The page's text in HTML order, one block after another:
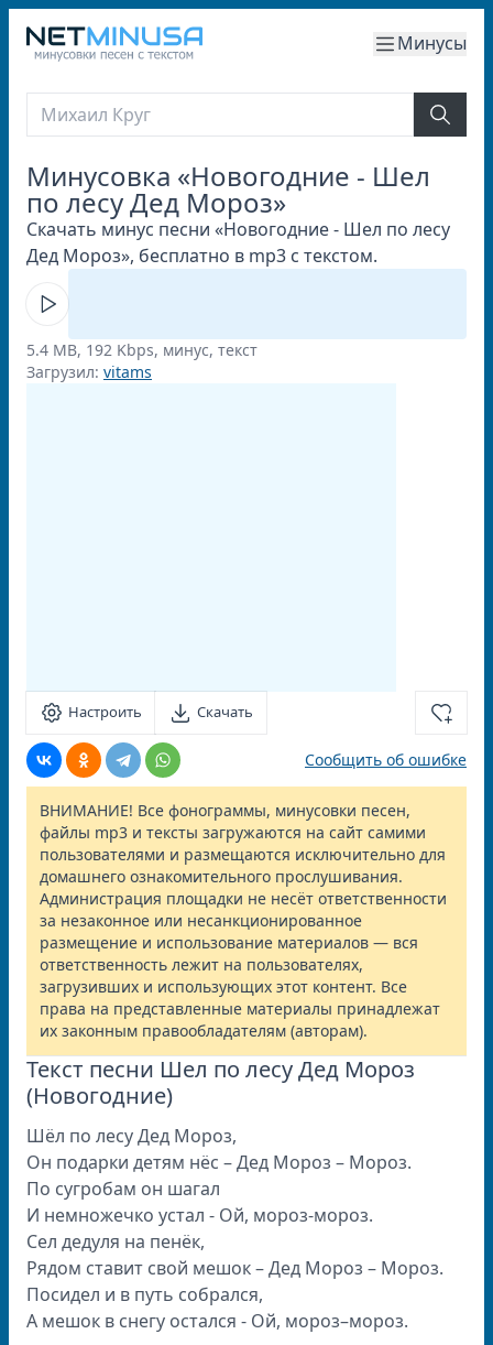
Минусы
Минусовка «Новогодние - Шел
по лесу Дед Мороз»
Скачать минус песни «Новогодние - Шел по лесу
Дед Мороз», бесплатно в mp3 с текстом.
5.4 MB, 192 Kbps, минус, текст
Загрузил: vitams
Настроить Скачать
Сообщить об ошибке
ВНИМАНИЕ! Все фонограммы, минусовки песен,
файлы mp3 и тексты загружаются на сайт самими
пользователями и размещаются исключительно для
домашнего ознакомительного прослушивания.
Администрация площадки не несёт ответственности
за незаконное или несанкционированное
размещение и использование материалов — вся
ответственность лежит на пользователях,
загрузивших и использующих этот контент. Все
права на представленные материалы принадлежат
их законным правообладателям (авторам).
Текст песни Шел по лесу Дед Мороз
(Новогодние)
Шёл по лесу Дед Мороз,
Он подарки детям нёс – Дед Мороз – Мороз.
По сугробам он шагал
И немножечко устал - Ой, мороз-мороз.
Сел дедуля на пенёк,
Рядом ставит свой мешок – Дед Мороз – Мороз.
Посидел и в путь собрался,
А мешок в снегу остался - Ой, мороз–мороз.